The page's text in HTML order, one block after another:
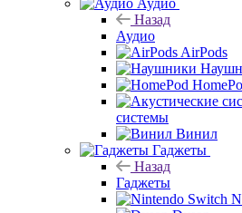
Аудио
Назад
Аудио
AirPods
системы
Винил
Гаджеты
Назад
Гаджеты